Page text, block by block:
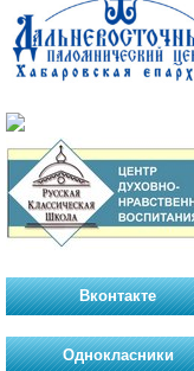
Вконтакте
Однокласники